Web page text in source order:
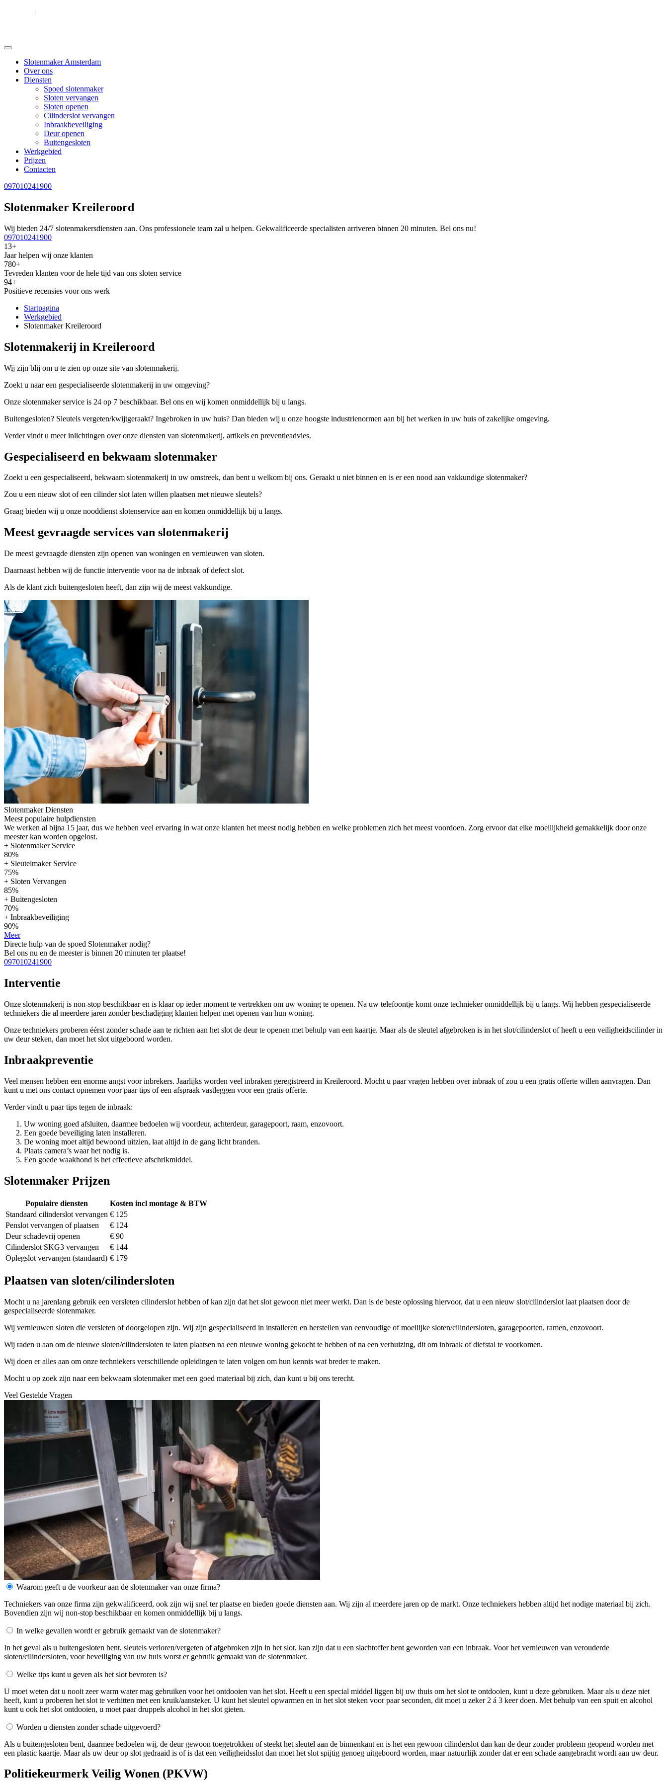
Slotenmaker Amsterdam
Over ons
Diensten
Spoed slotenmaker
Sloten vervangen
Sloten openen
Cilinderslot vervangen
Inbraakbeveiliging
Deur openen
Buitengesloten
Werkgebied
Prijzen
Contacten
097010241900
Slotenmaker Kreileroord
Wij bieden 24/7 slotenmakersdiensten aan. Ons professionele team zal u helpen. Gekwalificeerde specialisten arriveren binnen 20 minuten. Bel ons nu!
097010241900
13+
Jaar helpen wij onze klanten
780+
Tevreden klanten voor de hele tijd van ons sloten service
94+
Positieve recensies voor ons werk
Startpagina
Werkgebied
Slotenmaker Kreileroord
Slotenmakerij in Kreileroord
Wij zijn blij om u te zien op onze site van slotenmakerij.
Zoekt u naar een gespecialiseerde slotenmakerij in uw omgeving?
Onze slotenmaker service is 24 op 7 beschikbaar. Bel ons en wij komen onmiddellijk bij u langs.
Buitengesloten? Sleutels vergeten/kwijtgeraakt? Ingebroken in uw huis? Dan bieden wij u onze hoogste industrienormen aan bij het werken in uw huis of zakelijke omgeving.
Verder vindt u meer inlichtingen over onze diensten van slotenmakerij, artikels en preventieadvies.
Gespecialiseerd en bekwaam slotenmaker
Zoekt u een gespecialiseerd, bekwaam slotenmakerij in uw omstreek, dan bent u welkom bij ons. Geraakt u niet binnen en is er een nood aan vakkundige slotenmaker?
Zou u een nieuw slot of een cilinder slot laten willen plaatsen met nieuwe sleutels?
Graag bieden wij u onze nooddienst slotenservice aan en komen onmiddellijk bij u langs.
Meest gevraagde services van slotenmakerij
De meest gevraagde diensten zijn openen van woningen en vernieuwen van sloten.
Daarnaast hebben wij de functie interventie voor na de inbraak of defect slot.
Als de klant zich buitengesloten heeft, dan zijn wij de meest vakkundige.
Slotenmaker Diensten
Meest populaire hulpdiensten
We werken al bijna 15 jaar, dus we hebben veel ervaring in wat onze klanten het meest nodig hebben en welke problemen zich het meest voordoen. Zorg ervoor dat elke moeilijkheid gemakkelijk door onze
meester kan worden opgelost.
+ Slotenmaker Service
80%
+ Sleutelmaker Service
75%
+ Sloten Vervangen
85%
+ Buitengesloten
70%
+ Inbraakbeveiliging
90%
Meer
Directe hulp van de spoed Slotenmaker nodig?
Bel ons nu en de meester is binnen 20 minuten ter plaatse!
097010241900
Interventie
Onze slotenmakerij is non-stop beschikbaar en is klaar op ieder moment te vertrekken om uw woning te openen. Na uw telefoontje komt onze technieker onmiddellijk bij u langs. Wij hebben gespecialiseerde
techniekers die al meerdere jaren zonder beschadiging klanten helpen met openen van hun woning.
Onze techniekers proberen éérst zonder schade aan te richten aan het slot de deur te openen met behulp van een kaartje. Maar als de sleutel afgebroken is in het slot/cilinderslot of heeft u een veiligheidscilinder in
uw deur steken, dan moet het slot uitgeboord worden.
Inbraakpreventie
Veel mensen hebben een enorme angst voor inbrekers. Jaarlijks worden veel inbraken geregistreerd in Kreileroord. Mocht u paar vragen hebben over inbraak of zou u een gratis offerte willen aanvragen. Dan
kunt u met ons contact opnemen voor paar tips of een afspraak vastleggen voor een gratis offerte.
Verder vindt u paar tips tegen de inbraak:
Uw woning goed afsluiten, daarmee bedoelen wij voordeur, achterdeur, garagepoort, raam, enzovoort.
Een goede beveiliging laten installeren.
De woning moet altijd bewoond uitzien, laat altijd in de gang licht branden.
Plaats camera’s waar het nodig is.
Een goede waakhond is het effectieve afschrikmiddel.
Slotenmaker Prijzen
Populaire diensten
Kosten incl montage & BTW
Standaard cilinderslot vervangen € 125
Penslot vervangen of plaatsen
€ 124
Deur schadevrij openen
€ 90
Cilinderslot SKG3 vervangen
€ 144
Oplegslot vervangen (standaard) € 179
Plaatsen van sloten/cilindersloten
Mocht u na jarenlang gebruik een versleten cilinderslot hebben of kan zijn dat het slot gewoon niet meer werkt. Dan is de beste oplossing hiervoor, dat u een nieuw slot/cilinderslot laat plaatsen door de
gespecialiseerde slotenmaker.
Wij vernieuwen sloten die versleten of doorgelopen zijn. Wij zijn gespecialiseerd in installeren en herstellen van eenvoudige of moeilijke sloten/cilindersloten, garagepoorten, ramen, enzovoort.
Wij raden u aan om de nieuwe sloten/cilindersloten te laten plaatsen na een nieuwe woning gekocht te hebben of na een verhuizing, dit om inbraak of diefstal te voorkomen.
Wij doen er alles aan om onze techniekers verschillende opleidingen te laten volgen om hun kennis wat breder te maken.
Mocht u op zoek zijn naar een bekwaam slotenmaker met een goed materiaal bij zich, dan kunt u bij ons terecht.
Veel Gestelde Vragen
Waarom geeft u de voorkeur aan de slotenmaker van onze firma?
Techniekers van onze firma zijn gekwalificeerd, ook zijn wij snel ter plaatse en bieden goede diensten aan. Wij zijn al meerdere jaren op de markt. Onze techniekers hebben altijd het nodige materiaal bij zich.
Bovendien zijn wij non-stop beschikbaar en komen onmiddellijk bij u langs.
In welke gevallen wordt er gebruik gemaakt van de slotenmaker?
In het geval als u buitengesloten bent, sleutels verloren/vergeten of afgebroken zijn in het slot, kan zijn dat u een slachtoffer bent geworden van een inbraak. Voor het vernieuwen van verouderde
sloten/cilindersloten, voor beveiliging van uw huis worst er gebruik gemaakt van de slotenmaker.
Welke tips kunt u geven als het slot bevroren is?
U moet weten dat u nooit zeer warm water mag gebruiken voor het ontdooien van het slot. Heeft u een special middel liggen bij uw thuis om het slot te ontdooien, kunt u deze gebruiken. Maar als u deze niet
heeft, kunt u proberen het slot te verhitten met een kruik/aansteker. U kunt het sleutel opwarmen en in het slot steken voor paar seconden, dit moet u zeker 2 á 3 keer doen. Met behulp van een spuit en alcohol
kunt u ook het slot ontdooien, u moet paar druppels alcohol in het slot gieten.
Worden u diensten zonder schade uitgevoerd?
Als u buitengesloten bent, daarmee bedoelen wij, de deur gewoon toegetrokken of steekt het sleutel aan de binnenkant en is het een gewoon cilinderslot dan kan de deur zonder probleem geopend worden met
een plastic kaartje. Maar als uw deur op slot gedraaid is of is dat een veiligheidsslot dan moet het slot spijtig genoeg uitgeboord worden, maar natuurlijk zonder dat er een schade aangebracht wordt aan uw deur.
Politiekeurmerk Veilig Wonen (PKVW)